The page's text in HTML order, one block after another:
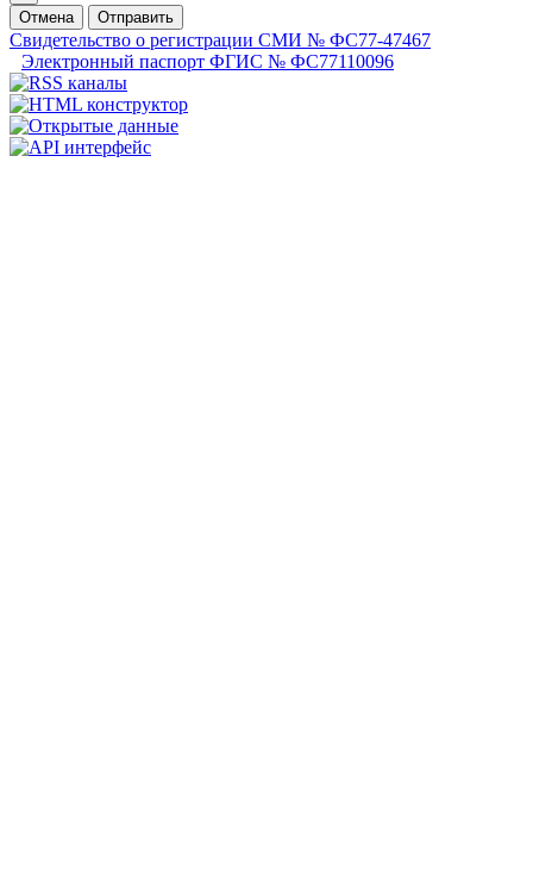
Отмена
Отправить
Свидетельство о регистрации СМИ № ФС77-47467
Электронный паспорт ФГИС № ФС77110096